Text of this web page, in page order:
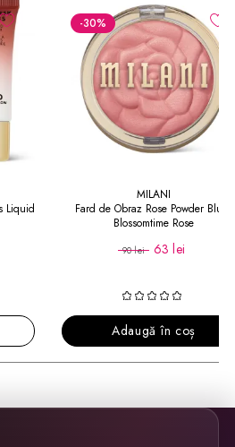
Liquid
-30%
MILANI
Fard de Obraz Rose Powder Blush
Blossomtime Rose
90 lei 63 lei
Adaugă în coș